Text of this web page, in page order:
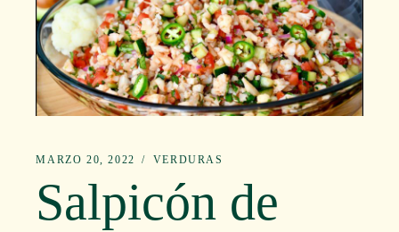
MARZO 20, 2022 VERDURAS
Salpicón de